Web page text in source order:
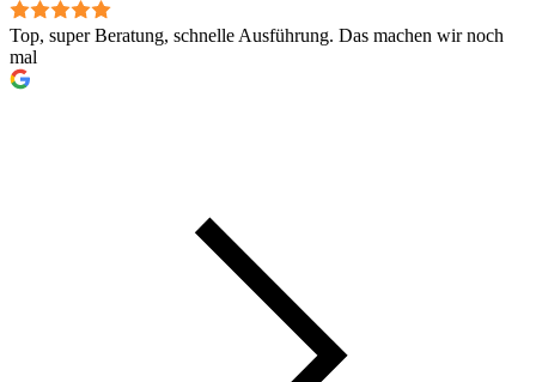
Top, super Beratung, schnelle Ausführung. Das machen wir noch
mal